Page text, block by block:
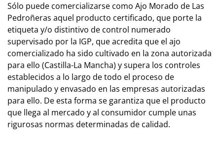
Sólo puede comercializarse como Ajo Morado de Las
Pedroñeras aquel producto certificado, que porte la
etiqueta y/o distintivo de control numerado
supervisado por la IGP, que acredita que el ajo
comercializado ha sido cultivado en la zona autorizada
para ello (Castilla-La Mancha) y supera los controles
establecidos a lo largo de todo el proceso de
manipulado y envasado en las empresas autorizadas
para ello. De esta forma se garantiza que el producto
que llega al mercado y al consumidor cumple unas
rigurosas normas determinadas de calidad.